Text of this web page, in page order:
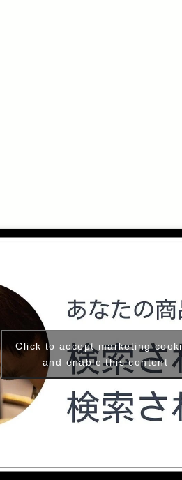
Click to accept marketing
and enable this content